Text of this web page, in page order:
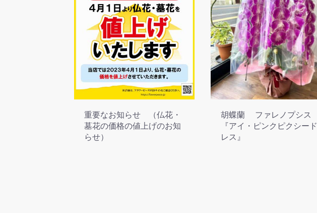
重要なお知らせ （仏花・
墓花の価格の値上げのお知
らせ）
胡蝶蘭 ファレノプシス
『アイ・ピンクピクシード
レス』